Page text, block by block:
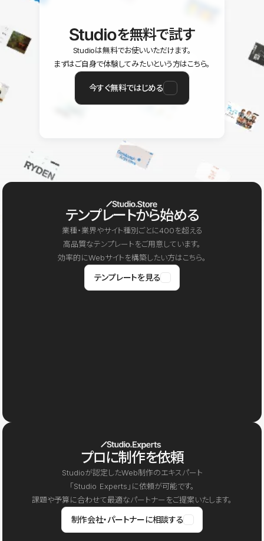
を無料で試す
Studioは無料でお使いいただけます。
まずはご自身で体験してみたいという方はこちら。
今すぐ無料ではじめる
テンプレートから始める
業種・業界やサイト種別ごとに400を超える
高品質なテンプレートをご用意しています。
効率的にWebサイトを構築したい方はこちら。
テンプレートを見る
プロに制作を依頼
Studioが認定したWeb制作のエキスパート
「Studio Experts」に依頼が可能です。
課題や予算に合わせて最適なパートナーをご提案いたします。
制作会社・パートナーに相談する